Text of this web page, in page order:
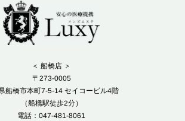
＜ 船橋店 ＞
〒273-0005
船橋市本町7-5-14 セイコービル4階
（船橋駅徒歩2分）
電話：047-481-8061